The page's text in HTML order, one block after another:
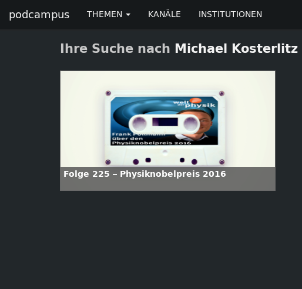
podcampus THEMEN KANÄLE INSTITUTIONEN
Ihre Suche nach Michael Kosterlitz
Folge 225 – Physiknobelpreis 2016